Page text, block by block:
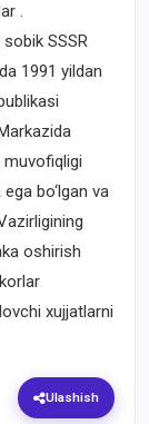
.
SSSR
1991 yildan
muvofiqligi
bo‘lgan va
oshirish
xujjatlarni
Ulashish